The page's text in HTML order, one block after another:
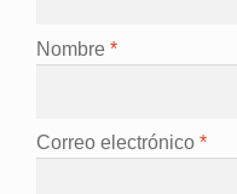
Nombre *
Correo electrónico *